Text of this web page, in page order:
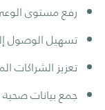
رفع مستوى
تسهيل الوصول
تعزيز الشراكات
جمع بيانات